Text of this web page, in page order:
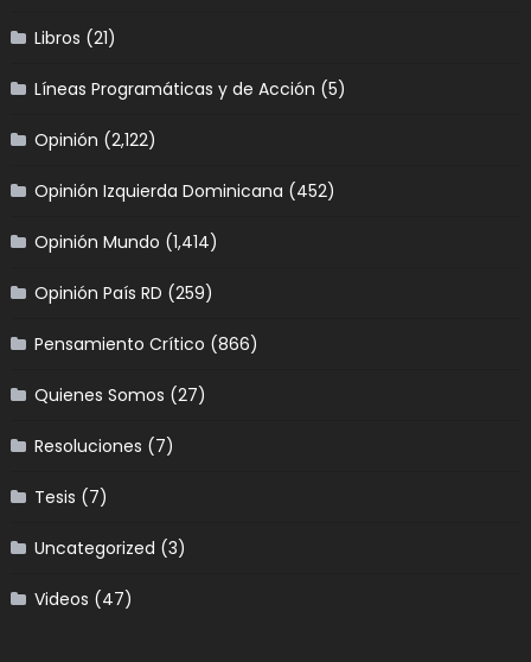
Libros (21)
Líneas Programáticas y de Acción (5)
Opinión (2,122)
Opinión Izquierda Dominicana (452)
Opinión Mundo (1,414)
Opinión País RD (259)
Pensamiento Crítico (866)
Quienes Somos (27)
Resoluciones (7)
Tesis (7)
Uncategorized (3)
Videos (47)